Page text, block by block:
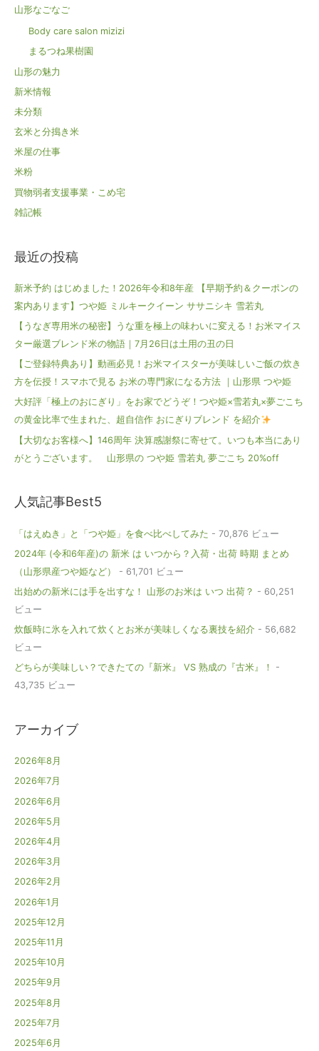
山形なごなご
Body care salon mizizi
まるつね果樹園
山形の魅力
新米情報
未分類
玄米と分搗き米
米屋の仕事
米粉
買物弱者支援事業・こめ宅
雑記帳
最近の投稿
新米予約 はじめました！2026年令和8年産 【早期予約＆クーポンの
案内あります】つや姫 ミルキークイーン ササニシキ 雪若丸
【うなぎ専用米の秘密】うな重を極上の味わいに変える！お米マイス
ター厳選ブレンド米の物語｜7月26日は土用の丑の日
【ご登録特典あり】動画必見！お米マイスターが美味しいご飯の炊き
方を伝授！スマホで見る お米の専門家になる方法 ｜山形県 つや姫
大好評「極上のおにぎり」をお家でどうぞ！つや姫×雪若丸×夢ごこち
の黄金比率で生まれた、超自信作 おにぎりブレンド を紹介
【大切なお客様へ】146周年 決算感謝祭に寄せて。いつも本当にあり
がとうございます。 山形県の つや姫 雪若丸 夢ごこち 20%off
人気記事Best5
「はえぬき」と「つや姫」を食べ比べしてみた - 70,876 ビュー
2024年 (令和6年産)の 新米 は いつから？入荷・出荷 時期 まとめ
（山形県産つや姫など）
- 61,701 ビュー
出始めの新米には手を出すな！ 山形のお米は いつ 出荷？ - 60,251
ビュー
炊飯時に氷を入れて炊くとお米が美味しくなる裏技を紹介 - 56,682
ビュー
どちらが美味しい？できたての『新米』 VS 熟成の『古米』！
-
43,735 ビュー
アーカイブ
2026年8月
2026年7月
2026年6月
2026年5月
2026年4月
2026年3月
2026年2月
2026年1月
2025年12月
2025年11月
2025年10月
2025年9月
2025年8月
2025年7月
2025年6月